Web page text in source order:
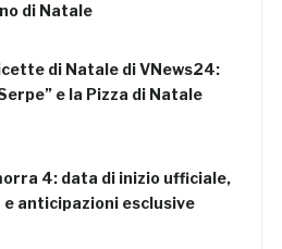
di Natale
di Natale di VNews24:
e la Pizza di Natale
4: data di inizio ufficiale,
e anticipazioni esclusive